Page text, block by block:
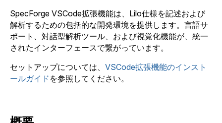
SpecForge VSCode拡張機能は、Lilo仕様を記述および
解析するための包括的な開発環境を提供します。言語サ
ポート、対話型解析ツール、および視覚化機能が、統一
されたインターフェースで繋がっています。
セットアップについては、 VSCode拡張機能のインスト
ールガイド を参照してください。